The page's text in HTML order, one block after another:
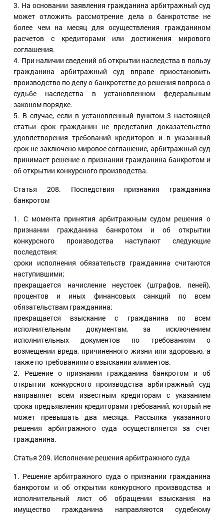
3. На основании заявления гражданина арбитражный суд
может отложить рассмотрение дела о банкротстве не
более чем на месяц для осуществления гражданином
расчетов с кредиторами или достижения мирового
соглашения.
4. При наличии сведений об открытии наследства в пользу
гражданина арбитражный суд вправе приостановить
производство по делу о банкротстве до решения вопроса о
судьбе наследства в установленном федеральным
законом порядке.
5. В случае, если в установленный пунктом 3 настоящей
статьи срок гражданин не представил доказательство
удовлетворения требований кредиторов и в указанный
срок не заключено мировое соглашение, арбитражный суд
принимает решение о признании гражданина банкротом и
об открытии конкурсного производства.
Статья 208. Последствия признания гражданина
банкротом
1. С момента принятия арбитражным судом решения о
признании гражданина банкротом и об открытии
конкурсного производства наступают следующие
последствия:
сроки исполнения обязательств гражданина считаются
наступившими;
прекращается начисление неустоек (штрафов, пеней),
процентов и иных финансовых санкций по всем
обязательствам гражданина;
прекращается взыскание с гражданина по всем
исполнительным документам, за исключением
исполнительных документов по требованиям о
возмещении вреда, причиненного жизни или здоровью, а
также по требованиям о взыскании алиментов.
2. Решение о признании гражданина банкротом и об
открытии конкурсного производства арбитражный суд
направляет всем известным кредиторам с указанием
срока предъявления кредиторами требований, который не
может превышать два месяца. Рассылка указанного
решения арбитражного суда осуществляется за счет
гражданина.
Статья 209. Исполнение решения арбитражного суда
1. Решение арбитражного суда о признании гражданина
банкротом и об открытии конкурсного производства и
исполнительный лист об обращении взыскания на
имущество гражданина направляются судебному